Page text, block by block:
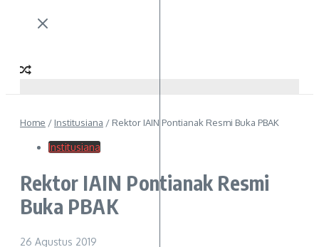
Home / Institusiana / Rektor IAIN Pontianak Resmi Buka PBAK
Institusiana
Rektor IAIN Pontianak Resmi
Buka PBAK
26 Agustus 2019